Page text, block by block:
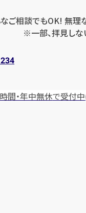
ご相談でもOK! 無理
※一部、拝見しな
間・年中無休で受付中